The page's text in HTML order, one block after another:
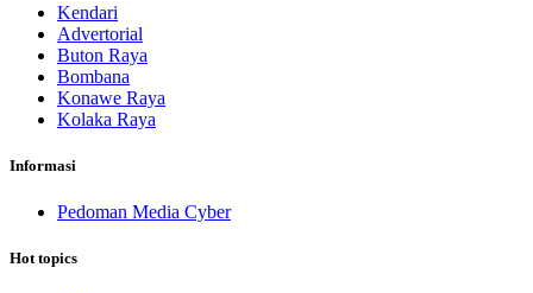
Kendari
Advertorial
Buton Raya
Bombana
Konawe Raya
Kolaka Raya
Informasi
Pedoman Media Cyber
Hot topics